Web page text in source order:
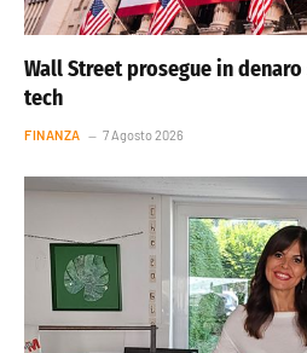
Wall Street prosegue in
tech
FINANZA 7 Agosto 2026